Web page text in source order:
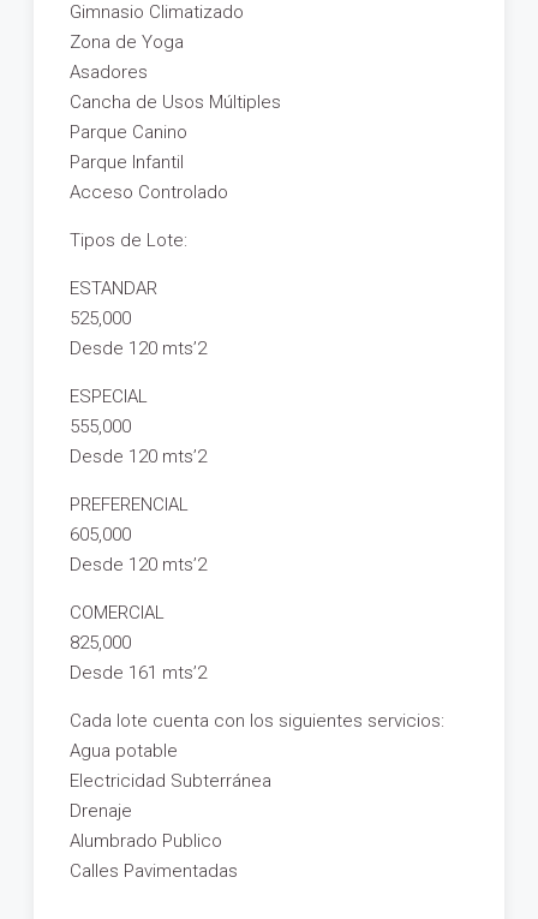
Gimnasio Climatizado
Zona de Yoga
Asadores
Cancha de Usos Múltiples
Parque Canino
Parque Infantil
Acceso Controlado
Tipos de Lote:
ESTANDAR
525,000
Desde 120 mts’2
ESPECIAL
555,000
Desde 120 mts’2
PREFERENCIAL
605,000
Desde 120 mts’2
COMERCIAL
825,000
Desde 161 mts’2
Cada lote cuenta con los siguientes servicios:
Agua potable
Electricidad Subterránea
Drenaje
Alumbrado Publico
Calles Pavimentadas